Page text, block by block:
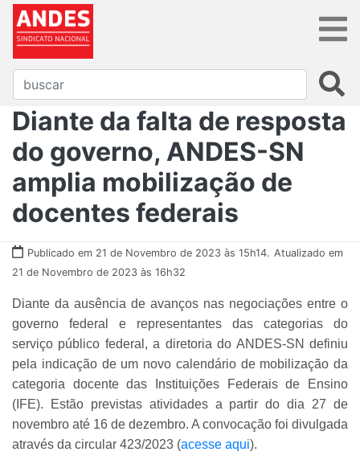
Diante da falta de resposta
do governo, ANDES-SN
amplia mobilização de
docentes federais
Publicado em 21 de Novembro de 2023 às 15h14. Atualizado em
21 de Novembro de 2023 às 16h32
Diante da ausência de avanços nas negociações entre o
governo federal e representantes das categorias do
serviço público federal, a diretoria do ANDES-SN definiu
pela indicação de um novo calendário de mobilização da
categoria docente das Instituições Federais de Ensino
(IFE). Estão previstas atividades a partir do dia 27 de
novembro até 16 de dezembro. A convocação foi divulgada
através da circular 423/2023 (acesse aqui).